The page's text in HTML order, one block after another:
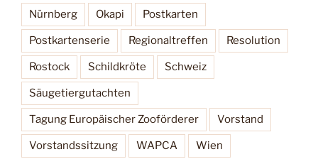
Nürnberg Okapi Postkarten
Postkartenserie Regionaltreffen Resolution
Rostock Schildkröte Schweiz
Säugetiergutachten
Tagung Europäischer Zooförderer Vorstand
Vorstandssitzung WAPCA Wien